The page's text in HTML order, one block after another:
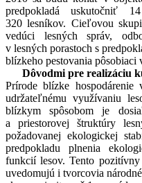
predpokladá uskutočniť
320 lesníkov. Cieľovou
vedúci lesných správ,
v lesných porastoch s
blízkeho pestovania pôsobiaci
Dôvodmi pre realizáciu
Prírode blízke
udržateľnému využívaniu
blízkym spôsobom je
a priestorovej štruktúry
požadovanej ekologickej
predpokladu plnenia
funkcií lesov. Tento
uvedomujú i tvorcovia